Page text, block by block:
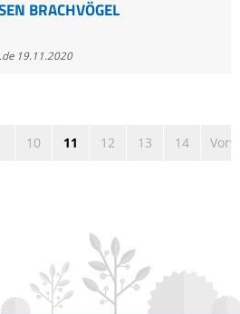
BRACHVÖGEL
19.11.2020
10 11 12 13 14